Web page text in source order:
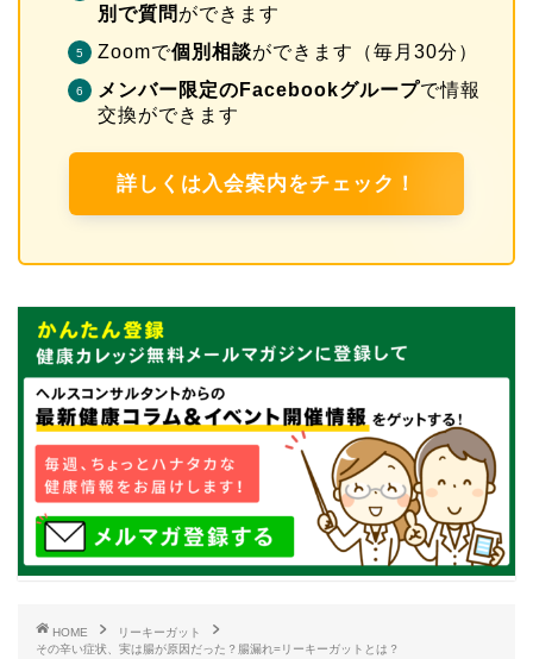
別で質問 ができます
Zoomで個別相談ができます（毎月30分）
メンバー限定のFacebookグループで情報
交換ができます
詳しくは入会案内をチェック！
HOME
リーキーガット
その辛い症状、実は腸が原因だった？腸漏れ=リーキーガットとは？